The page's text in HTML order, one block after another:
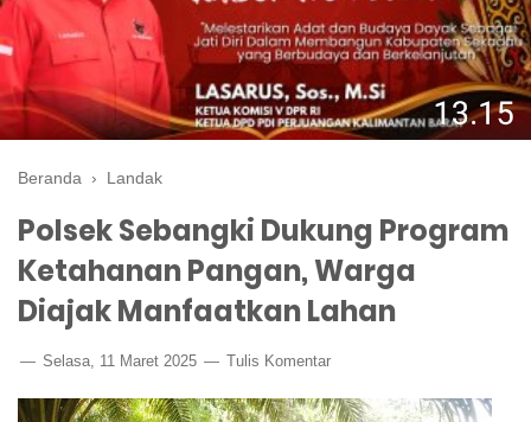
Beranda › Landak
Polsek Sebangki Dukung Program
Ketahanan Pangan, Warga
Diajak Manfaatkan Lahan
Selasa, 11 Maret 2025 Tulis Komentar